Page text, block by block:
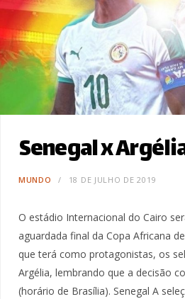
Senegal x
MUNDO 18 DE JULHO DE 2019
O estádio Internacional do Cairo
aguardada final da Copa Africana
que terá como protagonistas, os
Argélia, lembrando que a decisão
(horário de Brasília). Senegal A